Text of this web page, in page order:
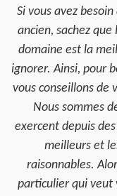
Si vous avez
ancien, sachez
domaine est la
ignorer. Ainsi, pour
vous conseillons de
Nous sommes
exercent depuis
meilleurs et
raisonnables.
particulier qui veut